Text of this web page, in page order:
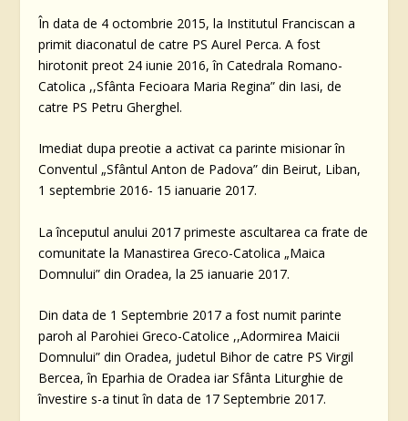
În data de 4 octombrie 2015, la Institutul Franciscan a
primit diaconatul de catre PS Aurel Perca. A fost
hirotonit preot 24 iunie 2016, în Catedrala Romano-
Catolica ,,Sfânta Fecioara Maria Regina” din Iasi, de
catre PS Petru Gherghel.
Imediat dupa preotie a activat ca parinte misionar în
Conventul „Sfântul Anton de Padova” din Beirut, Liban,
1 septembrie 2016- 15 ianuarie 2017.
La începutul anului 2017 primeste ascultarea ca frate de
comunitate la Manastirea Greco-Catolica „Maica
Domnului” din Oradea, la 25 ianuarie 2017.
Din data de 1 Septembrie 2017 a fost numit parinte
paroh al Parohiei Greco-Catolice ,,Adormirea Maicii
Domnului” din Oradea, judetul Bihor de catre PS Virgil
Bercea, în Eparhia de Oradea iar Sfânta Liturghie de
învestire s-a tinut în data de 17 Septembrie 2017.